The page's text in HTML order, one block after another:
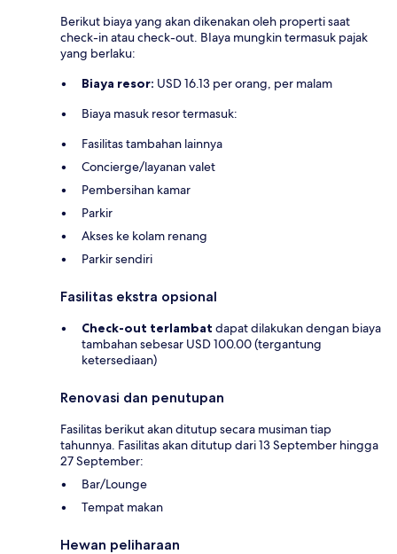
Berikut biaya yang akan dikenakan oleh properti saat
check-in atau check-out. BIaya mungkin termasuk pajak
yang berlaku:
Biaya resor: USD 16.13 per orang, per malam
Biaya masuk resor termasuk:
Fasilitas tambahan lainnya
Concierge/layanan valet
Pembersihan kamar
Parkir
Akses ke kolam renang
Parkir sendiri
Fasilitas ekstra opsional
Check-out terlambat dapat dilakukan dengan biaya
tambahan sebesar USD 100.00 (tergantung
ketersediaan)
Renovasi dan penutupan
Fasilitas berikut akan ditutup secara musiman tiap
tahunnya. Fasilitas akan ditutup dari 13 September hingga
27 September:
Bar/Lounge
Tempat makan
Hewan peliharaan